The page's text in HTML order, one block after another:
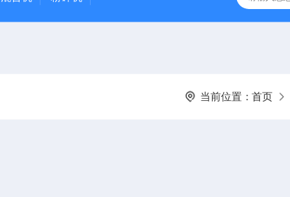
当前位置：首页